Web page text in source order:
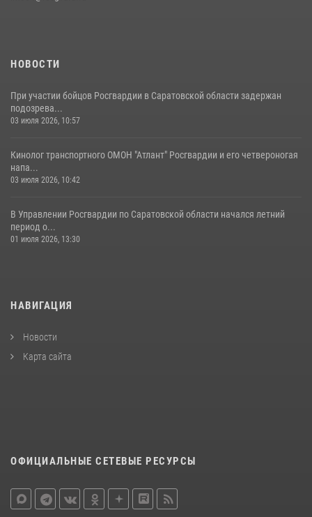
05 августа 2026, 12:55
НОВОСТИ
При участии бойцов Росгвардии в Саратовской области задержан
подозрева...
03 июля 2026, 10:57
Кинолог транспортного ОМОН "Атлант" Росгвардии и его четвероногая
напа...
03 июля 2026, 10:42
В Управлении Росгвардии по Саратовской области начался летний
период о...
01 июля 2026, 13:30
НАВИГАЦИЯ
Новости
Карта сайта
ОФИЦИАЛЬНЫЕ СЕТЕВЫЕ РЕСУРСЫ